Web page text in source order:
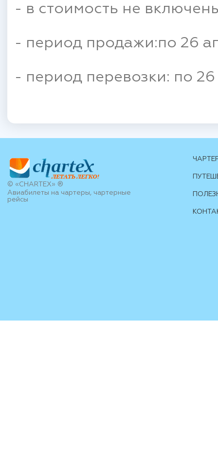
- в стоимость не
- период продажи:по 26
- период перевозки: по 26
© «CHARTEX» ®
Авиабилеты на чартеры, чартерные
рейсы